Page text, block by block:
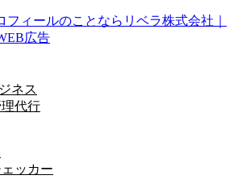
ネス
理代行
ェッカー